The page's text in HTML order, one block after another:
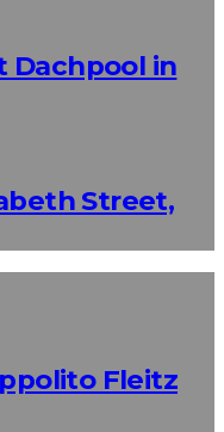
Dachpool in
Street,
Fleitz